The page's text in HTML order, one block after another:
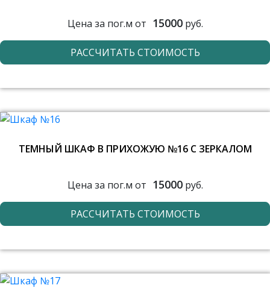
Цена за пог.м от 15000руб.
РАССЧИТАТЬ СТОИМОСТЬ
ТЕМНЫЙ ШКАФ В ПРИХОЖУЮ №16 С ЗЕРКАЛОМ
Цена за пог.м от 15000руб.
РАССЧИТАТЬ СТОИМОСТЬ